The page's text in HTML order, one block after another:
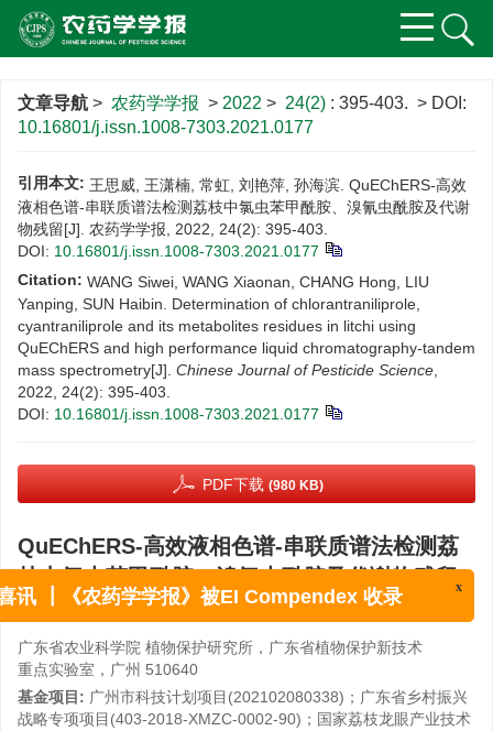
文章导航 > 农药学学报 > 2022 > 24(2) : 395-403. > DOI:
10.16801/j.issn.1008-7303.2021.0177
引用本文: 王思威, 王潇楠, 常虹, 刘艳萍, 孙海滨. QuEChERS-高效
液相色谱-串联质谱法检测荔枝中氯虫苯甲酰胺、溴氰虫酰胺及代谢
物残留[J]. 农药学学报, 2022, 24(2): 395-403.
DOI: 10.16801/j.issn.1008-7303.2021.0177
Citation: WANG Siwei, WANG Xiaonan, CHANG Hong, LIU
Yanping, SUN Haibin. Determination of chlorantraniliprole,
cyantraniliprole and its metabolites residues in litchi using
QuEChERS and high performance liquid chromatography-tandem
mass spectrometry[J]. Chinese Journal of Pesticide Science
2022, 24(2): 395-403.
DOI: 10.16801/j.issn.1008-7303.2021.0177
PDF下载 (980 KB)
QuEChERS-高效液相色谱-串联质谱法检测荔
枝中氯虫苯甲酰胺、溴氰虫酰胺及代谢物残留
王思威 , 王潇楠 , ,
广东省农业科学院 植物保护研究所，广东省植物保护新技术
重点实验室，广州 510640
基金项目: 广州市科技计划项目(202102080338)；广东省乡村振兴
战略专项项目(403-2018-XMZC-0002-90)；国家荔枝龙眼产业技术
x
讯 ┃《农药学学报》被EI Compendex 收录